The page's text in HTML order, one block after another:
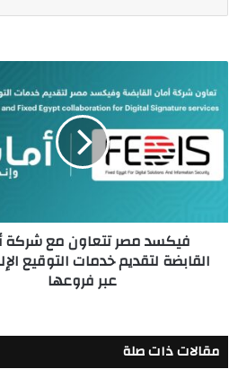
مصر
تتعاون
مع
شركة
أمان
القابضة
خدمات
الإلكتروني
فيكسد مصر تتعاون مع شركة
القابضة لتقديم خدمات التوقيع
عبر فروعها
مقالات ذات صلة